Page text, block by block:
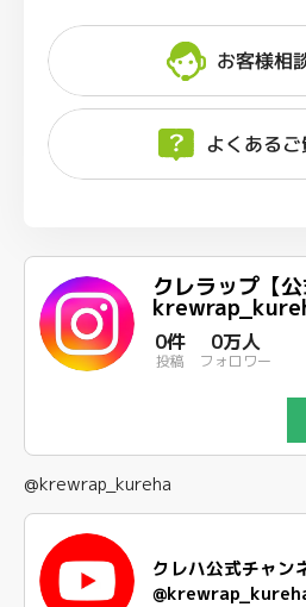
お客様相
よくあるご
クレラップ【公
0件
投稿
0万人
フォロワー
@krewrap_kureha
クレハ公式チャン